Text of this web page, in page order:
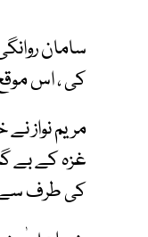
سامان
کی ، اس
مریم نواز
غزہ کے بے
کی طرف سے